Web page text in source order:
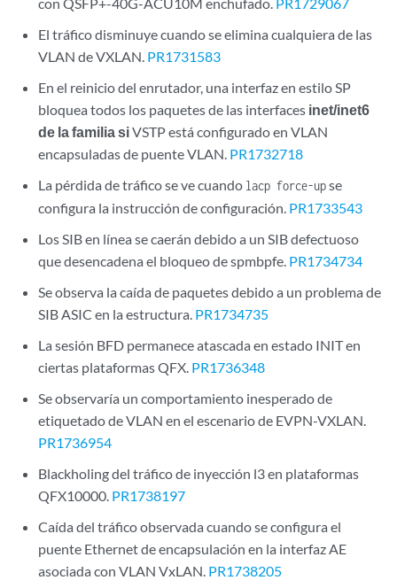
El tráfico disminuye cuando se elimina cualquiera de las
VLAN de VXLAN. PR1731583
En el reinicio del enrutador, una interfaz en estilo SP
bloquea todos los paquetes de las interfaces inet/inet6
de la familia siVSTP está configurado en VLAN
encapsuladas de puente VLAN. PR1732718
La pérdida de tráfico se ve cuando lacp force-upse
configura la instrucción de configuración. PR1733543
Los SIB en línea se caerán debido a un SIB defectuoso
que desencadena el bloqueo de spmbpfe. PR1734734
Se observa la caída de paquetes debido a un problema de
SIB ASIC en la estructura. PR1734735
La sesión BFD permanece atascada en estado INIT en
ciertas plataformas QFX. PR1736348
Se observaría un comportamiento inesperado de
etiquetado de VLAN en el escenario de EVPN-VXLAN.
PR1736954
Blackholing del tráfico de inyección l3 en plataformas
QFX10000. PR1738197
Caída del tráfico observada cuando se configura el
puente Ethernet de encapsulación en la interfaz AE
asociada con VLAN VxLAN. PR1738205